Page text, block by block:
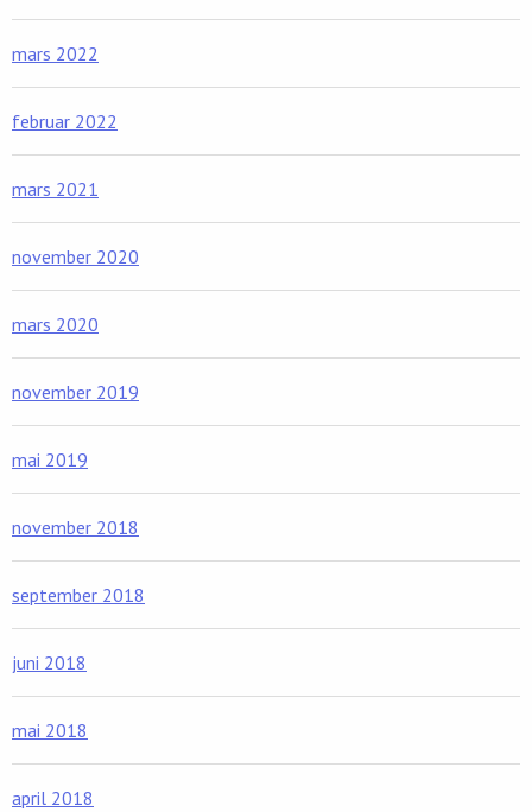
mars 2022
februar 2022
mars 2021
november 2020
mars 2020
november 2019
mai 2019
november 2018
september 2018
juni 2018
mai 2018
april 2018